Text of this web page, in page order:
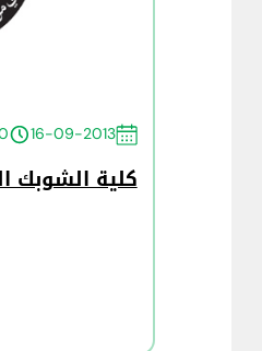
16-09-2013
كلية الشوبك